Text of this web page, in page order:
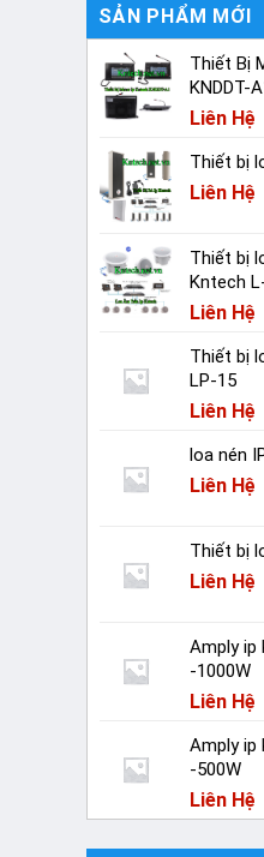
SẢN PHẨM MỚI
Thiết Bị
KNDDT-
Liên Hệ
Thiết bị
Liên Hệ
Thiết bị
Kntech
Liên Hệ
Thiết bị
LP-15
Liên Hệ
loa nén
Liên Hệ
Thiết bị
Liên Hệ
Amply ip
-1000W
Liên Hệ
Amply ip
-500W
Liên Hệ